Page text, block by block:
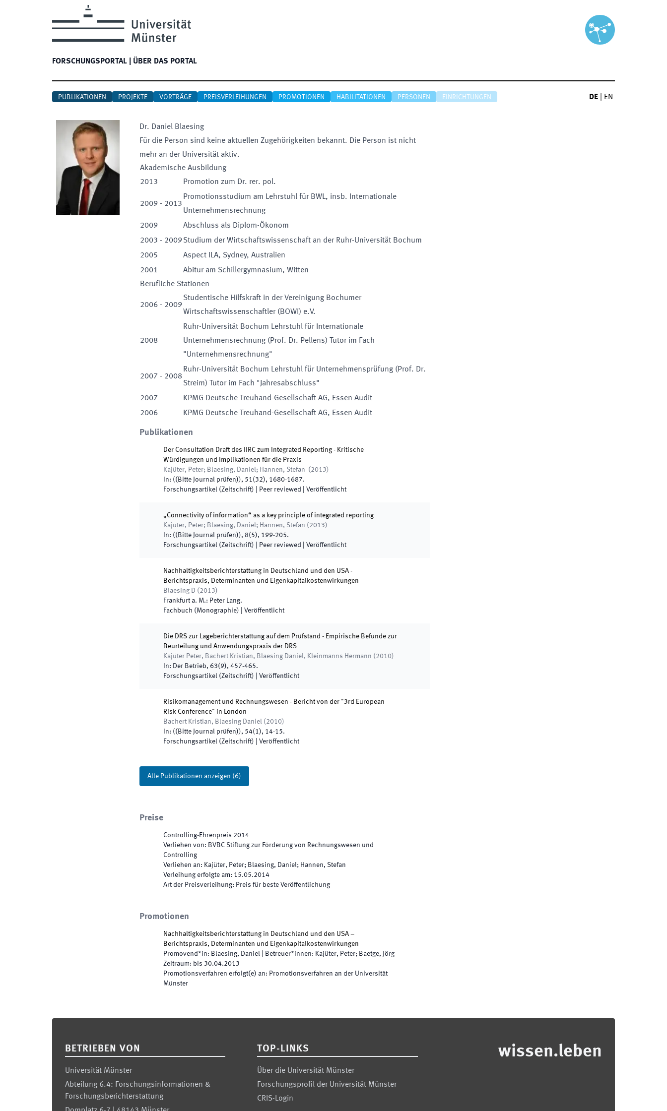
FORSCHUNGSPORTAL ÜBER DAS PORTAL
PUBLIKATIONEN PROJEKTE VORTRÄGE PREISVERLEIHUNGEN PROMOTIONEN HABILITATIONEN PERSONEN EINRICHTUNGEN DE EN
Dr. Daniel Blaesing
Für die Person sind keine aktuellen Zugehörigkeiten bekannt. Die Person ist nicht
mehr an der Universität aktiv.
Akademische Ausbildung
2013
Promotion zum Dr. rer. pol.
2009 - 2013
Promotionsstudium am Lehrstuhl für BWL, insb. Internationale
Unternehmensrechnung
2009
Abschluss als Diplom-Ökonom
2003 - 2009Studium der Wirtschaftswissenschaft an der Ruhr-Universität Bochum
2005
Aspect ILA, Sydney, Australien
2001
Abitur am Schillergymnasium, Witten
Berufliche Stationen
2006 - 2009
Studentische Hilfskraft in der Vereinigung Bochumer
Wirtschaftswissenschaftler (BOWI) e.V.
2008
Ruhr-Universität Bochum Lehrstuhl für Internationale
Unternehmensrechnung (Prof. Dr. Pellens) Tutor im Fach
"Unternehmensrechnung"
2007 - 2008
Ruhr-Universität Bochum Lehrstuhl für Unternehmensprüfung (Prof. Dr.
Streim) Tutor im Fach "Jahresabschluss"
2007
KPMG Deutsche Treuhand-Gesellschaft AG, Essen Audit
2006
KPMG Deutsche Treuhand-Gesellschaft AG, Essen Audit
Publikationen
Der Consultation Draft des IIRC zum Integrated Reporting - Kritische
Würdigungen und Implikationen für die Praxis
Kajüter, Peter; Blaesing, Daniel; Hannen, Stefan ( 2013)
In: ((Bitte Journal prüfen)), 51(32), 1680-1687.
Forschungsartikel (Zeitschrift) | Peer reviewed Veröffentlicht
„Connectivity of information“ as a key principle of integrated reporting
Kajüter, Peter; Blaesing, Daniel; Hannen, Stefan ( 2013)
In: ((Bitte Journal prüfen)), 8(5), 199-205.
Forschungsartikel (Zeitschrift) | Peer reviewed Veröffentlicht
Nachhaltigkeitsberichterstattung in Deutschland und den USA -
Berichtspraxis, Determinanten und Eigenkapitalkostenwirkungen
Blaesing D ( 2013)
Frankfurt a. M.: Peter Lang.
Fachbuch (Monographie)
Veröffentlicht
Die DRS zur Lageberichterstattung auf dem Prüfstand - Empirische Befunde zur
Beurteilung und Anwendungspraxis der DRS
Kajüter Peter, Bachert Kristian, Blaesing Daniel, Kleinmanns Hermann ( 2010)
In: Der Betrieb, 63(9), 457-465.
Forschungsartikel (Zeitschrift)
Veröffentlicht
Risikomanagement und Rechnungswesen - Bericht von der "3rd European
Risk Conference" in London
Bachert Kristian, Blaesing Daniel ( 2010)
In: ((Bitte Journal prüfen)), 54(1), 14-15.
Forschungsartikel (Zeitschrift)
Veröffentlicht
Alle Publikationen anzeigen (6)
Preise
Controlling-Ehrenpreis 2014
Verliehen von: BVBC Stiftung zur Förderung von Rechnungswesen und
Controlling
Verliehen an: Kajüter, Peter; Blaesing, Daniel; Hannen, Stefan
Verleihung erfolgte am: 15.05.2014
Art der Preisverleihung: Preis für beste Veröffentlichung
Promotionen
Nachhaltigkeitsberichterstattung in Deutschland und den USA –
Berichtspraxis, Determinanten und Eigenkapitalkostenwirkungen
Promovend*in: Blaesing, Daniel Betreuer*innen: Kajüter, Peter; Baetge, Jörg
Zeitraum: bis 30.04.2013
Promotionsverfahren erfolgt(e) an: Promotionsverfahren an der Universität
Münster
BETRIEBEN VON
Universität Münster
Abteilung 6.4: Forschungsinformationen &
Forschungsberichterstattung
TOP-LINKS
Über die Universität Münster
Forschungsprofil der Universität Münster
CRIS-Login
wissen.leben